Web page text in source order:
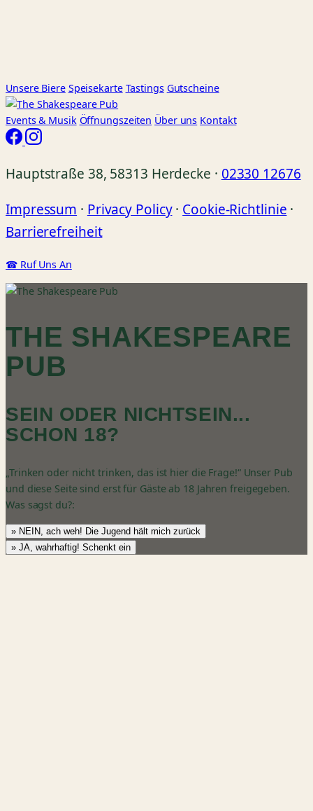
Unsere Biere Speisekarte Tastings Gutscheine
Events& Musik Öffnungszeiten Über uns Kontakt
Hauptstraße 38, 58313 Herdecke · 02330 12676
Impressum · Privacy Policy· Cookie-Richtlinie ·
Barrierefreiheit
☎ Ruf Uns An
THE SHAKESPEARE
PUB
SEIN ODER NICHTSEIN...
SCHON 18?
„Trinken oder nicht trinken, das ist hier die Frage!“ Unser Pub
und diese Seite sind erst für Gäste ab 18 Jahren freigegeben.
Was sagst du?:
» NEIN, ach weh! Die Jugend hält mich zurück
» JA, wahrhaftig! Schenkt ein